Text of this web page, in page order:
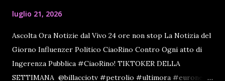
luglio 21, 2026
Ascolta Ora Notizie dal Vivo 24 ore non stop La Notizia del
Giorno Influenzer Politico CiaoRino Contro Ogni atto di
Ingerenza Pubblica #CiaoRino! TIKTOKER DELLA
SETTIMANA @billacciotv #petrolio #ultimora #euronews